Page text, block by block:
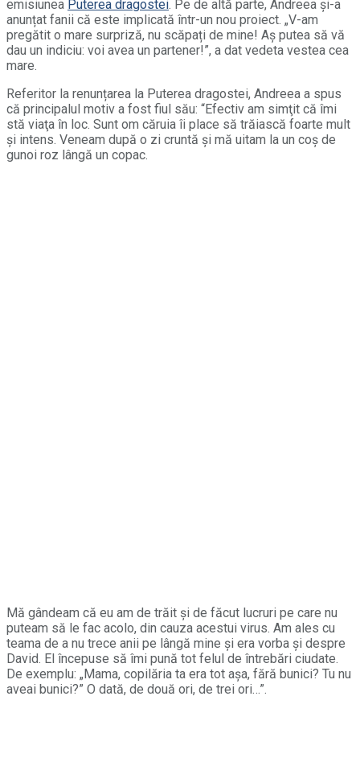
emisiunea Puterea dragostei . Pe de altă parte, Andreea și-a
anunțat fanii că este implicată într-un nou proiect. „V-am
pregătit o mare surpriză, nu scăpați de mine! Aș putea să vă
dau un indiciu: voi avea un partener!”, a dat vedeta vestea cea
mare.
Referitor la renunțarea la Puterea dragostei, Andreea a spus
că principalul motiv a fost fiul său: “Efectiv am simţit că îmi
stă viaţa în loc. Sunt om căruia îi place să trăiască foarte mult
şi intens. Veneam după o zi cruntă și mă uitam la un coș de
gunoi roz lângă un copac.
Mă gândeam că eu am de trăit și de făcut lucruri pe care nu
puteam să le fac acolo, din cauza acestui virus. Am ales cu
teama de a nu trece anii pe lângă mine și era vorba și despre
David. El începuse să îmi pună tot felul de întrebări ciudate.
De exemplu: „Mama, copilăria ta era tot așa, fără bunici? Tu nu
aveai bunici?” O dată, de două ori, de trei ori…”.